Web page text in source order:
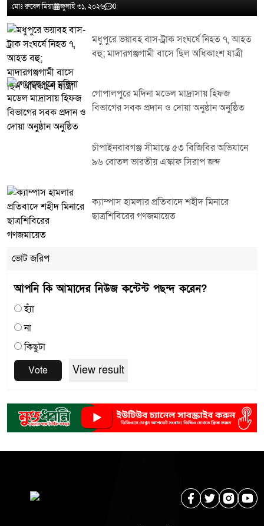
মোঃ রুবেল মিয়া জুলাই ৩১, ২০২৬ 0
মধুপুরে ভয়াবহ বাস-ট্রাক সংঘর্ষে নিহত ৭, আহত
বহু; মাদারগঞ্জগামী বাসে ছিল অধিকাংশ যাত্রী
গোপালপুরে মদিনা মডেল মাদ্রাসায় হিফজ
বিভাগের সবক প্রদান ও দোয়া অনুষ্ঠান অনুষ্ঠিত
চাঁপাইনবাবগঞ্জ সীমান্তে ৫৩ বিজিবির অভিযানে
৯৬ বোতল ভারতীয় এস্কাফ সিরাপ জব্দ
ক্যাম্পাস হামলার প্রতিবাদে শহীদ মিনারে
ছাত্রশিবিরের গণজমায়েত
ভোট জরিপ
আপনি কি আমাদের নিউজ কন্টেন্ট পছন্দ করেন?
হ্যাঁ
না
কিছুটা
Vote
View result